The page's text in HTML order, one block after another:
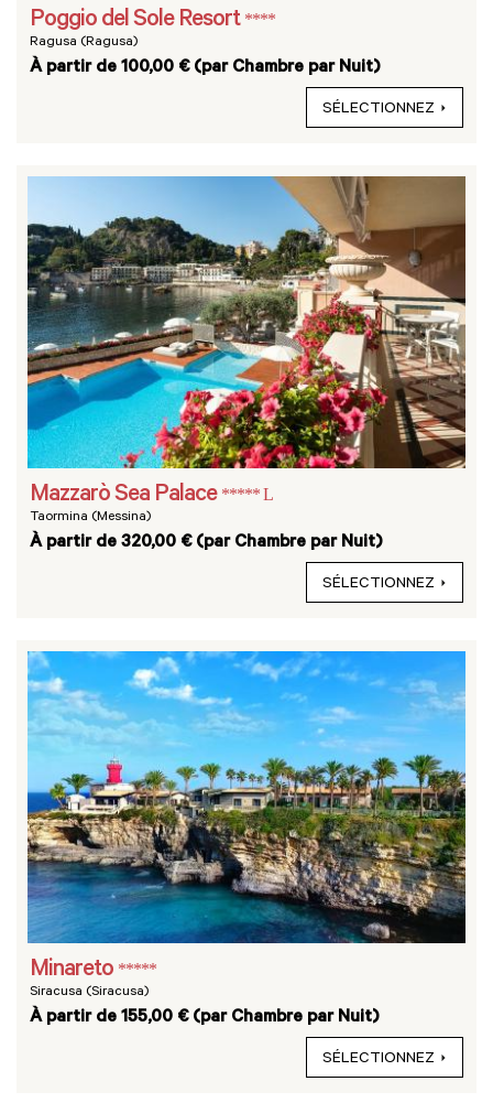
Poggio del Sole Resort ****
Ragusa (Ragusa)
À partir de 100,00 € (par Chambre par Nuit)
SÉLECTIONNEZ
Mazzarò Sea Palace ***** L
Taormina (Messina)
À partir de 320,00 € (par Chambre par Nuit)
SÉLECTIONNEZ
Minareto *****
Siracusa (Siracusa)
À partir de 155,00 € (par Chambre par Nuit)
SÉLECTIONNEZ